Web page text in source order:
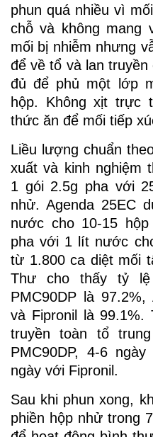
phun quá nhiều vì
chỗ và không mang
mối bị nhiễm nhưng
để về tổ và lan
đủ để phủ một lớp
hộp. Không xịt trực
thức ăn để mối tiếp
Liều lượng chuẩn
xuất và kinh nghiệm
1 gói 2.5g pha với
nhử. Agenda 25EC
nước cho 10-15
pha với 1 lít nước
từ 1.800 ca diệt mối
Thư cho thấy tỷ lệ
PMC90DP là
và Fipronil là 99.1%.
truyền toàn tổ
PMC90DP, 4-6
ngày với Fipronil.
Sau khi phun xong,
phiền hộp nhử trong